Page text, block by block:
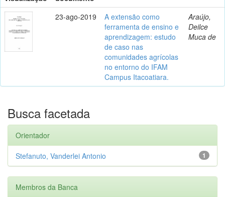
23-ago-2019
A extensão como
ferramenta de ensino e
aprendizagem: estudo
de caso nas
comunidades agrícolas
no entorno do IFAM
Campus Itacoatiara.
Araújo,
Deilce
Muca de
Busca facetada
Orientador
1
Stefanuto, Vanderlei Antonio
Membros da Banca